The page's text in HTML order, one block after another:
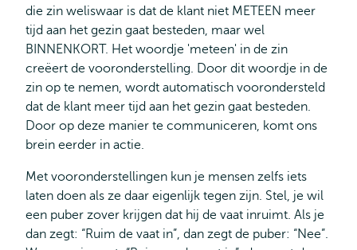
die zin weliswaar is dat de klant niet METEEN meer
tijd aan het gezin gaat besteden, maar wel
BINNENKORT. Het woordje 'meteen' in de zin
creëert de vooronderstelling. Door dit woordje in de
zin op te nemen, wordt automatisch voorondersteld
dat de klant meer tijd aan het gezin gaat besteden.
Door op deze manier te communiceren, komt ons
brein eerder in actie.
Met vooronderstellingen kun je mensen zelfs iets
laten doen als ze daar eigenlijk tegen zijn. Stel, je wil
een puber zover krijgen dat hij de vaat inruimt. Als je
dan zegt: “Ruim de vaat in”, dan zegt de puber: “Nee”.